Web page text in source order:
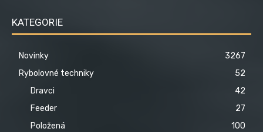
KATEGORIE
Novinky
3267
Rybolovné techniky
52
Dravci
42
Feeder
27
Položená
100